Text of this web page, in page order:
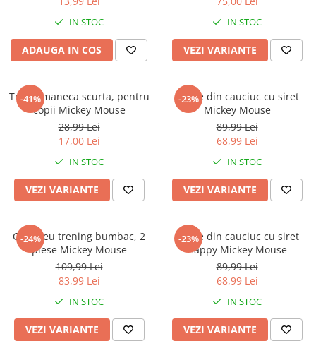
IN STOC
ADAUGA IN COS
IN STOC
VEZI VARIANTE
-41%
Tricou maneca scurta, pentru
copii Mickey Mouse
28,99 Lei
17,00 Lei
IN STOC
VEZI VARIANTE
-23%
Cizme din cauciuc cu siret
Mickey Mouse
89,99 Lei
68,99 Lei
IN STOC
VEZI VARIANTE
-24%
Compleu trening bumbac, 2
piese Mickey Mouse
109,99 Lei
83,99 Lei
IN STOC
VEZI VARIANTE
-23%
Cizme din cauciuc cu siret
Happy Mickey Mouse
89,99 Lei
68,99 Lei
IN STOC
VEZI VARIANTE